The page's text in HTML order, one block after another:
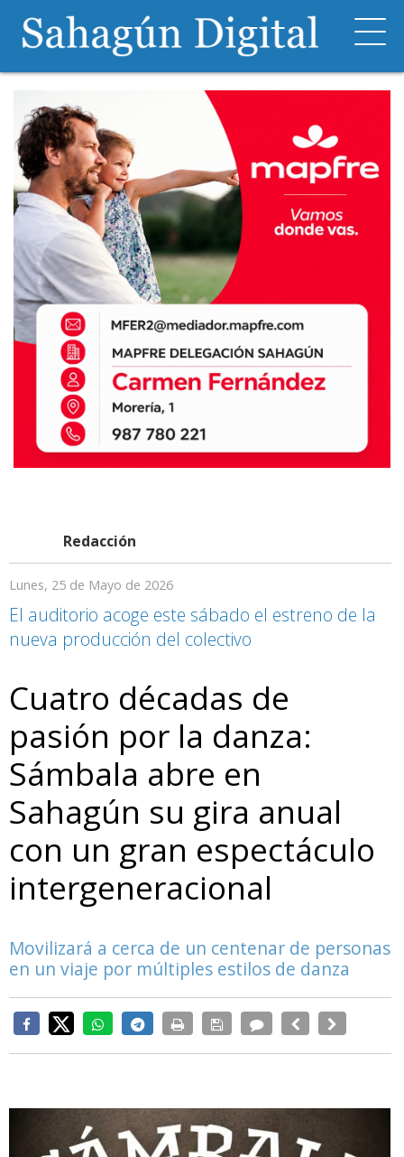
Redacción
Lunes, 25 de Mayo de 2026
El auditorio acoge este sábado el estreno de la
nueva producción del colectivo
Cuatro décadas de
pasión por la danza:
Sámbala abre en
Sahagún su gira anual
con un gran espectáculo
intergeneracional
Movilizará a cerca de un centenar de personas
en un viaje por múltiples estilos de danza